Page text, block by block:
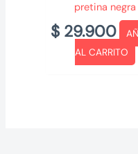
pretina negra
$ 29.900
AL CARRITO